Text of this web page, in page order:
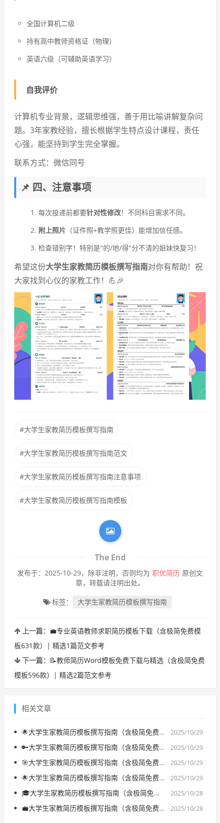
全国计算机二级
持有高中教师资格证（物理）
英语六级（可辅助英语学习）
自我评价
计算机专业背景，逻辑思维强，善于用比喻讲解复杂问
题。3年家教经验，擅长根据学生特点设计课程，责任
心强，能坚持到学生完全掌握。
联系方式：微信同号
📌 四、注意事项
每次投递前都要针对性修改！不同科目需求不同。
附上照片 （证件照+教学照更佳）能增加信任感。
检查错别字！特别是"的/地/得"分不清的姐妹快复习！
希望这份大学生家教简历模板撰写指南对你有帮助！祝
大家找到心仪的家教工作！💪🎉
#大学生家教简历模板撰写指南
#大学生家教简历模板撰写指南范文
#大学生家教简历模板撰写指南注意事项
#大学生家教简历模板撰写指南模板
The End
发布于：2025-10-29，除非注明，否则均为 职优简历 原创文
章，转载请注明出处。
标签： 大学生家教简历模板撰写指南
上一篇： 💼专业英语教师求职简历模板下载（含极简免费模
板631款）| 精选1篇范文参考
下一篇： 📝教师简历Word模板免费下载与精选（含极简免费
模板596款）| 精选2篇范文参考
相关文章
2025/10/29
🌟大学生家教简历模板撰写指南（含极简免费模板372款）| 精选1篇范文参考
2025/10/29
🔑大学生家教简历模板撰写指南（含极简免费模板541款）| 精选2篇范文参考
2025/10/29
🎯大学生家教简历模板撰写指南（含极简免费模板679款）| 精选1篇范文参考
2025/10/29
🌟大学生家教简历模板撰写指南（含极简免费模板420款）| 精选2篇范文参考
2025/10/28
🎓大学生家教简历模板撰写指南（含极简免费模板792款）| 精选1篇范文参考
2025/10/28
💼大学生家教简历模板撰写指南（含极简免费模板423款）| 精选3篇范文参考